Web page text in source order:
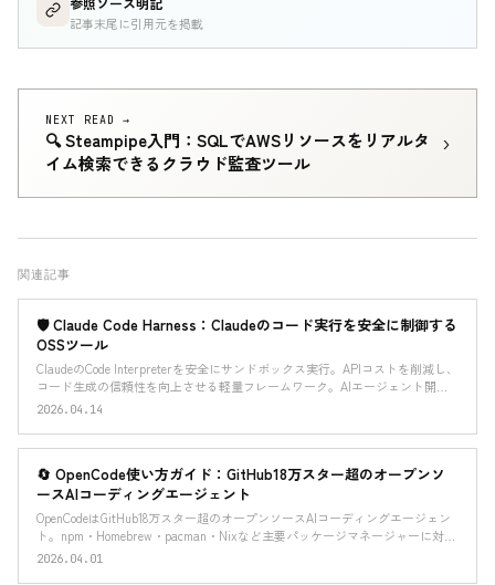
記事末尾に引用元を掲載
NEXT READ →
🔍 Steampipe入門：SQLでAWSリソースをリアルタ
イム検索できるクラウド監査ツール
›
関連記事
🛡️ Claude Code Harness：Claudeのコード実行を安全に制御する
OSSツール
ClaudeのCode Interpreterを安全にサンドボックス実行。APIコストを削減し、
コード生成の信頼性を向上させる軽量フレームワーク。AIエージェント開発
者は必見
2026.04.14
🔄 OpenCode使い方ガイド：GitHub18万スター超のオープンソ
ースAIコーディングエージェント
OpenCodeはGitHub18万スター超のオープンソースAIコーディングエージェン
ト。npm・Homebrew・pacman・Nixなど主要パッケージマネージャーに対
応。CLI・デスクトップアプリ・build/planエージェントで複数
2026.04.01